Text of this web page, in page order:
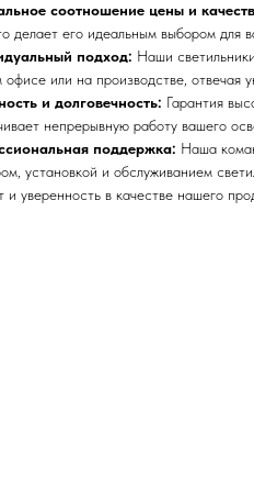
соотношение цены и
делает его идеальным выбором для
подход: Наши
или на производстве, отвечая
и долговечность: Гарантия
непрерывную работу вашего
поддержка: Наша
установкой и обслуживанием
и уверенность в качестве нашего